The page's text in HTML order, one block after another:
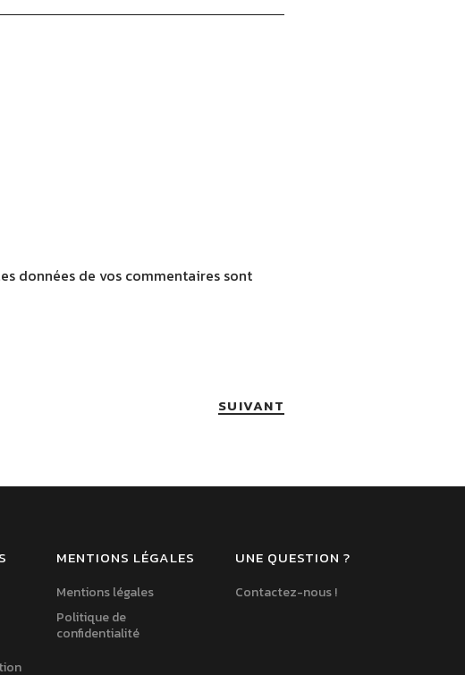
données de vos commentaires sont
SUIVANT
MENTIONS LÉGALES
Mentions légales
Politique de
confidentialité
UNE QUESTION ?
Contactez-nous !